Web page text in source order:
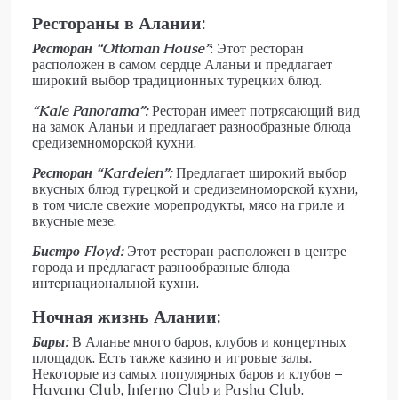
Рестораны в Алании:
Ресторан “Ottoman House”: Этот ресторан
расположен в самом сердце Аланьи и предлагает
широкий выбор традиционных турецких блюд.
“Kale Panorama”:Ресторан имеет потрясающий вид
на замок Аланьи и предлагает разнообразные блюда
средиземноморской кухни.
Ресторан “Kardelen”:Предлагает широкий выбор
вкусных блюд турецкой и средиземноморской кухни,
в том числе свежие морепродукты, мясо на гриле и
вкусные мезе.
Бистро Floyd:Этот ресторан расположен в центре
города и предлагает разнообразные блюда
интернациональной кухни.
Ночная жизнь Алании:
Бары:В Аланье много баров, клубов и концертных
площадок. Есть также казино и игровые залы.
Некоторые из самых популярных баров и клубов –
Havana Club, Inferno Club и Pasha Club.